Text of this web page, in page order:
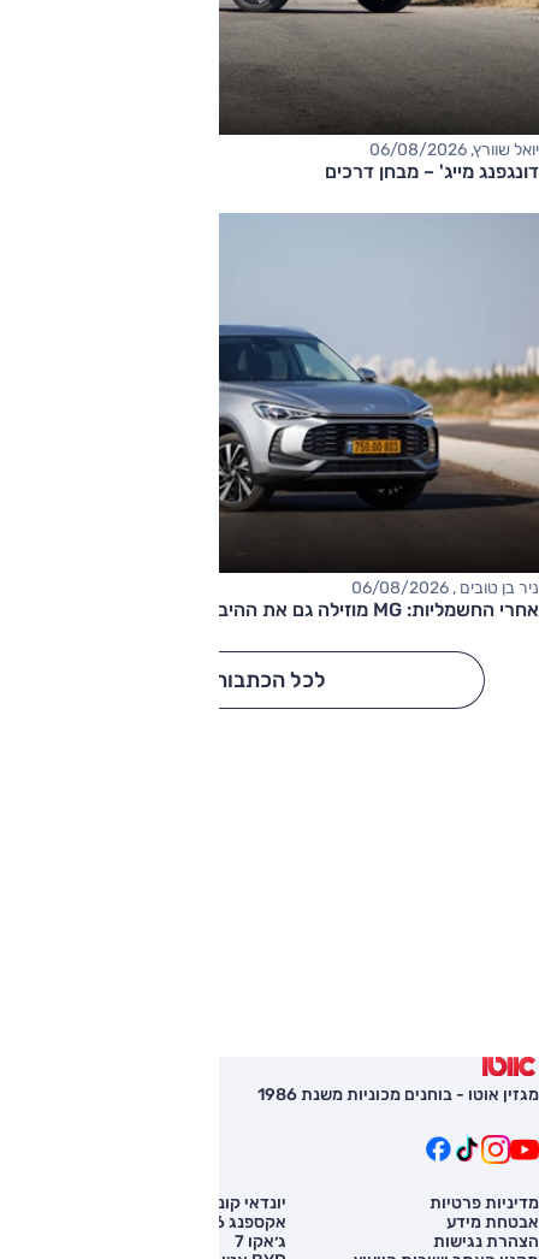
יואל שוורץ, 06/08/2026
דונגפנג מייג' – מבחן דרכים
ניר בן טובים , 06/08/2026
אחרי החשמליות: MG מוזילה גם את ההיברידיות
לכל הכתבות
מגזין אוטו - בוחנים מכוניות משנת 1986
מדיניות פרטיות
אבטחת מידע
הצהרת נגישות
יונדאי קונה
אקספנג G6
ג׳אקו 7